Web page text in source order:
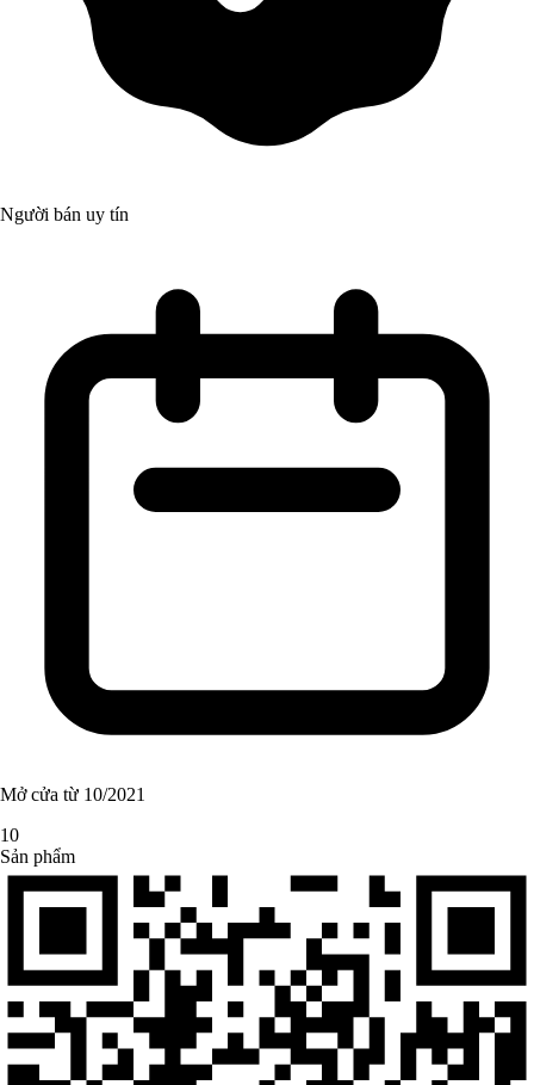
Người bán uy tín
Mở cửa từ 10/2021
10
Sản phẩm